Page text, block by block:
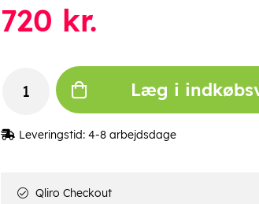
720 kr.
Læg i
Leveringstid: 4-8 arbejdsdage
Qliro Checkout